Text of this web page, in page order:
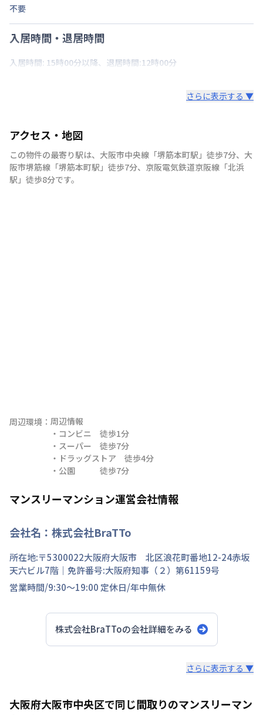
不要
入居時間・退居時間
入居時間: 15時00分以降、退居時間:12時00分
さらに表示する ▼
アクセス・地図
この物件の最寄り駅は、 大阪市中央線 「堺筋本町駅 」 徒歩7分、 大
阪市堺筋線 「堺筋本町駅 」 徒歩7分、 京阪電気鉄道京阪線 「北浜
駅 」 徒歩8分です。
周辺環境： 周辺情報
・コンビニ　徒歩1分
・スーパー　徒歩7分
・ドラッグストア　徒歩4分
・公園　　　徒歩7分
マンスリーマンション運営会社情報
会社名： 株式会社BraTTo
所在地:〒5300022大阪府大阪市 北区浪花町番地12-24赤坂
天六ビル7階 ｜免許番号:大阪府知事（２）第61159号
営業時間/9:30～19:00 定休日/年中無休
株式会社BraTToの会社詳細をみる
全国の主要都市を中心に、即日から利用可能なウィークリ
さらに表示する ▼
大阪府大阪市中央区で同じ間取りのマンスリーマン